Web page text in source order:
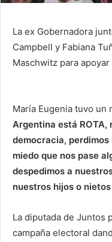
La ex Gobernadora
Campbell y Fabiana
Maschwitz para
María Eugenia tuvo un
Argentina está ROTA,
democracia,
miedo que nos pase
despedimos a
nuestros hijos o
­La diputada de Juntos
campaña electoral